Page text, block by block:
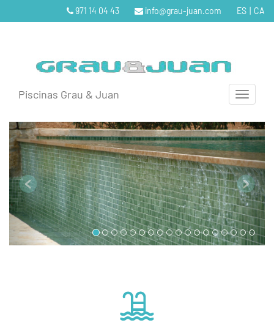
971 14 04 43 info@grau-juan.com ES CA
Piscinas Grau & Juan